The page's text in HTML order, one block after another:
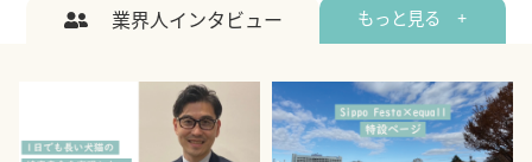
業界人インタビュー もっと見る +